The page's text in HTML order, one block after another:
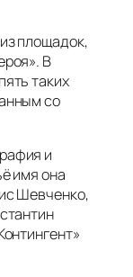
площадок,
В
таких
со
и
имя она
Шевченко,